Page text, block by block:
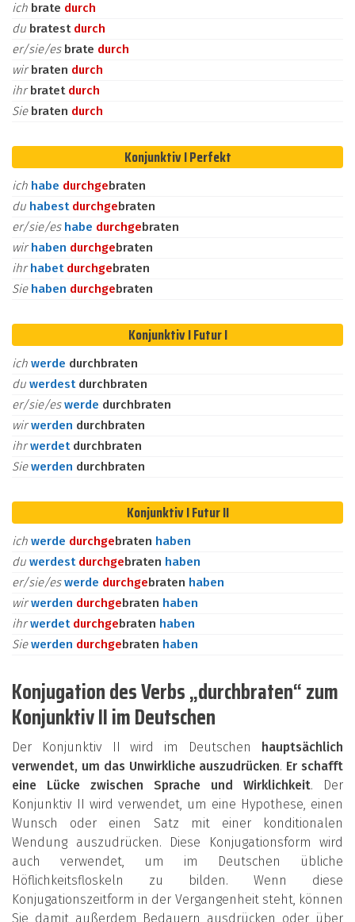
ich brate durch
du bratest durch
er/sie/es brate durch
wirbraten durch
ihrbratet durch
Sie braten durch
Konjunktiv I Perfekt
ich habe durchgebraten
du habest durchgebraten
er/sie/es habe durchgebraten
wirhaben durchgebraten
ihrhabet durchgebraten
Sie haben durchgebraten
Konjunktiv I Futur I
ich werde durchbraten
du werdest durchbraten
er/sie/eswerde durchbraten
wirwerden durchbraten
ihrwerdet durchbraten
Siewerden durchbraten
Konjunktiv I Futur II
ich werde durchgebraten haben
du werdest durchgebraten haben
er/sie/eswerde durchgebraten haben
wirwerden durchgebraten haben
ihrwerdet durchgebraten haben
Siewerden durchgebraten haben
Konjugation des Verbs „durchbraten“ zum
Konjunktiv II im Deutschen
Der Konjunktiv II wird im Deutschen hauptsächlich
verwendet, um das Unwirkliche auszudrücken. Er schafft
eine Lücke zwischen Sprache und Wirklichkeit. Der
Konjunktiv II wird verwendet, um eine Hypothese, einen
Wunsch oder einen Satz mit einer konditionalen
Wendung auszudrücken. Diese Konjugationsform wird
auch verwendet, um im Deutschen übliche
Höflichkeitsfloskeln zu bilden. Wenn diese
Konjugationszeitform in der Vergangenheit steht, können
Sie damit außerdem Bedauern ausdrücken oder über